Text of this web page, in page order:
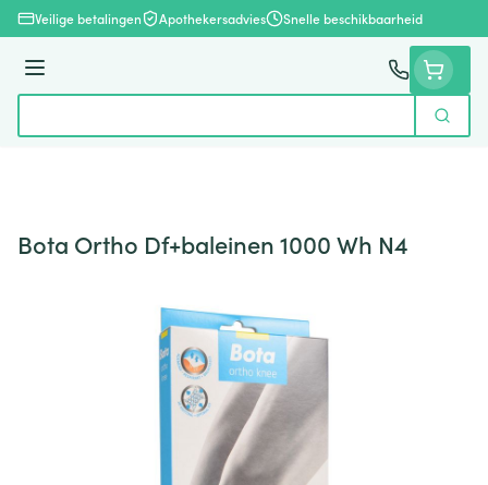
Ga naar de inhoud
Veilige betalingen Apothekersadvies Snelle beschikbaarheid
Menu
Zoek
Bota Ortho Df+baleinen 1000 Wh N4